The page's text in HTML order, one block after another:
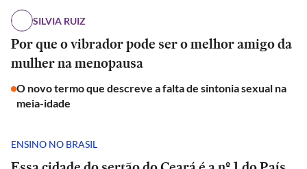
SILVIA RUIZ
Por que o vibrador pode ser o melhor amigo da
mulher na menopausa
O novo termo que descreve a falta de sintonia sexual na
meia-idade
ENSINO NO BRASIL